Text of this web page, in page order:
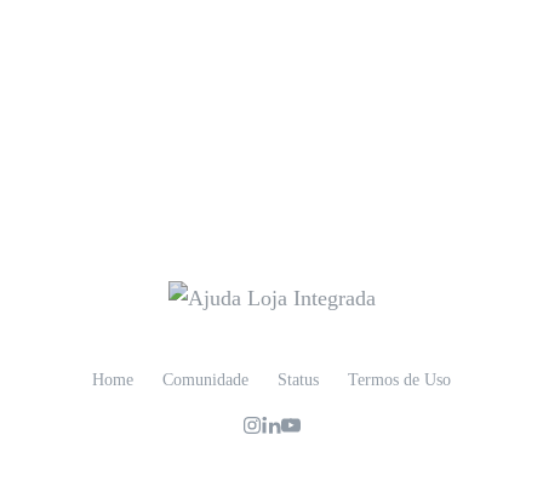
Home Comunidade Status Termos de Uso